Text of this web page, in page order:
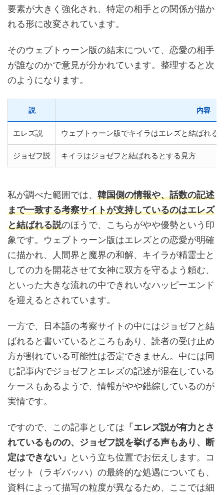
要素が大きく強化され、特定の相手との関係が描か
れる形に改変されています。
そのウェブトゥーン版の結末について、恋愛の相手
が誰なのかで意見が分かれています。整理すると次
のようになります。
説 内容
エレズ説 ウェブトゥーン版でキイラはエレズと結ばれる
ジョゼフ説 キイラはジョゼフと結ばれるとする見方
私が調べた範囲では、 韓国側の情報や、話数の記述
まで一致する考察サイトが支持しているのはエレズ
と結ばれる説のほうで、こちらがやや優勢という印
象です。ウェブトゥーン版はエレズとの恋愛が明確
に描かれ、人間界と魔界の和解、キイラが精霊士と
しての力を開花させて女神に双方を守るよう頼む、
といった大きな流れの中できれいなハッピーエンド
を迎えるとされています。
一方で、日本語の考察サイトの中にはジョゼフと結
ばれると書いているところもあり、読者の受け止め
方が割れている可能性は否定できません。中には同
じ記事内でジョゼフとエレズの記述が混在している
ケースもあるようで、情報がやや錯綜しているのが
実情です。
ですので、この記事としては 「エレズ説が有力とさ
れているものの、ジョゼフ説を挙げる声もあり、断
定はできない」
という立ち位置でお伝えします。コ
ゼット（ラギバッハ）の最終的な処遇についても、
資料によって描写の粒度が異なるため、ここでは細